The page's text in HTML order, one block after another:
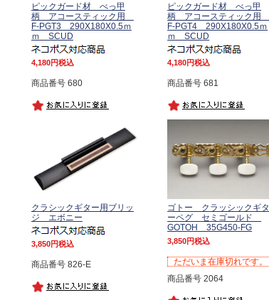
ピックガード材 べっ甲
柄 アコースティック用
F-PGT3 290X180X0.5ｍ
ｍ SCUD
4,180 税込
商品番号 680
ピックガード材 べっ甲
柄 アコースティック用
F-PGT4 290X180X0.5ｍ
ｍ SCUD
4,180 税込
商品番号 681
クラシックギター用ブリッ
ジ エボニー
3,850 税込
商品番号 826-E
ゴトー クラッシックギタ
ーペグ セミゴールド
GOTOH 35G450-FG
3,850 税込
ただいま在庫切れです。
商品番号 2064